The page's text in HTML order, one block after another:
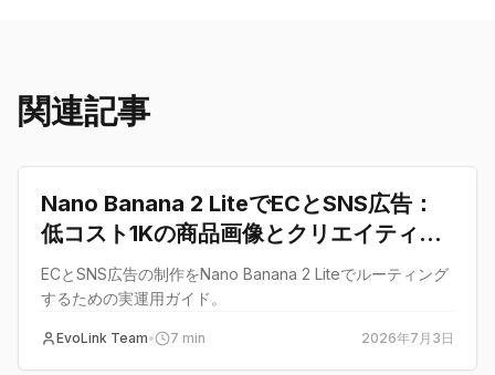
関連記事
Nano Banana 2 LiteでECとSNS広告：
低コスト1Kの商品画像とクリエイティブ
テスト
ECとSNS広告の制作をNano Banana 2 Liteでルーティング
するための実運用ガイド。
EvoLink Team• 7 min
2026年7月3日
比較